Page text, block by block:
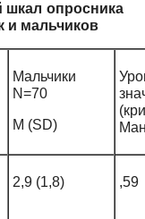
шкал опросника
и мальчиков
Мальчики
N=70
M (SD)
2,9 (1,8) ,59